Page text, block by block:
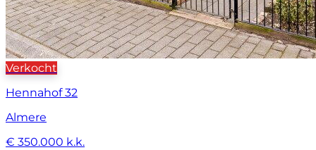
Verkocht
Hennahof 32
Almere
€ 350.000 k.k.